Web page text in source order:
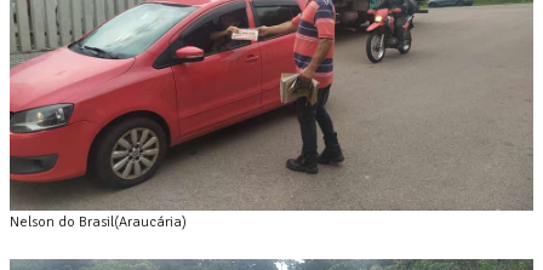
Nelson do Brasil(Araucária)